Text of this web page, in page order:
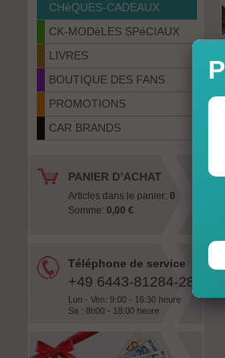
CHèQUES-CADEAUX
CK-MODèLES SPéCIAUX
LIVRES
BOUTIQUE DES FANS
PROMOTIONS
CAR BRANDS
PANIER D’ACHAT
Articles dans le panier: 0
Somme: 0,00 €
Téléphone de service
+49 6443-81284-28
Lun - Ven: 9:00 - 16:30 heure
Sa : 8h00 - 18:00 heure